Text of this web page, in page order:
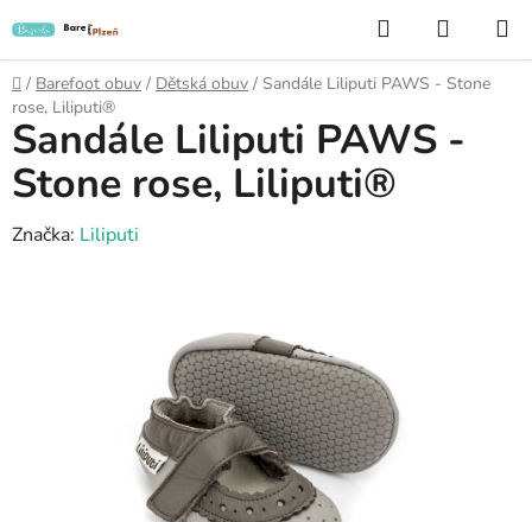
na
obsah
Hledat
KOŠÍK
Domů
/ Barefoot obuv / Dětská obuv / Sandále Liliputi PAWS - Stone
rose, Liliputi®
Sandále Liliputi PAWS -
Stone rose, Liliputi®
Značka: Liliputi